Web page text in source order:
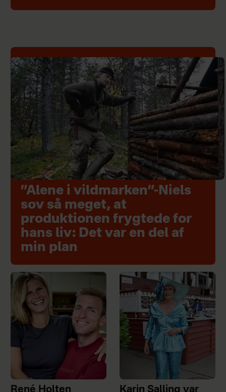
”Alene i vildmarken”-Niels
sov så meget, at
produktionen frygtede for
hans liv: Det var en del af
min plan